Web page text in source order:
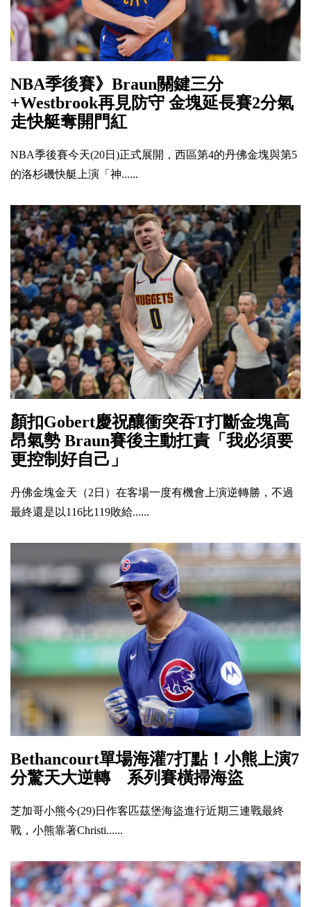
NBA季後賽》Braun關鍵三分
+Westbrook再見防守 金塊延長賽2分氣
走快艇奪開門紅
NBA季後賽今天(20日)正式展開，西區第4的丹佛金塊與第5
的洛杉磯快艇上演「神......
顏扣Gobert慶祝釀衝突吞T打斷金塊高
昂氣勢 Braun賽後主動扛責「我必須要
更控制好自己」
丹佛金塊金天（2日）在客場一度有機會上演逆轉勝，不過
最終還是以116比119敗給......
Bethancourt單場海灌7打點！小熊上演7
分驚天大逆轉 系列賽橫掃海盜
芝加哥小熊今(29)日作客匹茲堡海盜進行近期三連戰最終
戰，小熊靠著Christi......